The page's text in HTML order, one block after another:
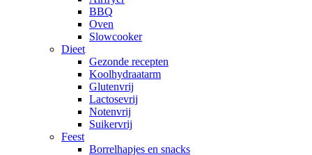
BBQ
Oven
Slowcooker
Dieet
Gezonde recepten
Koolhydraatarm
Glutenvrij
Lactosevrij
Notenvrij
Suikervrij
Feest
Borrelhapjes en snacks